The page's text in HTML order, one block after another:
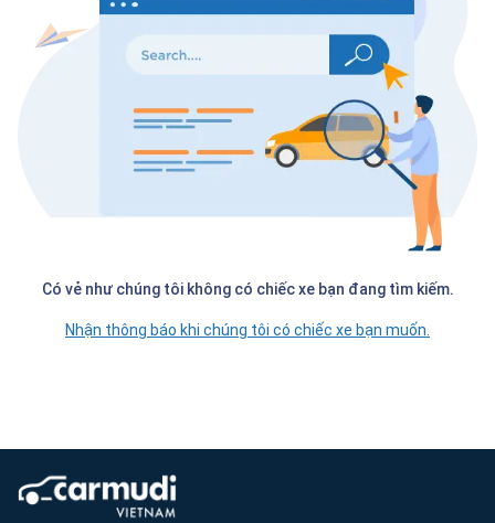
Có vẻ như chúng tôi không có chiếc xe bạn đang tìm kiếm.
Nhận thông báo khi chúng tôi có chiếc xe bạn muốn.